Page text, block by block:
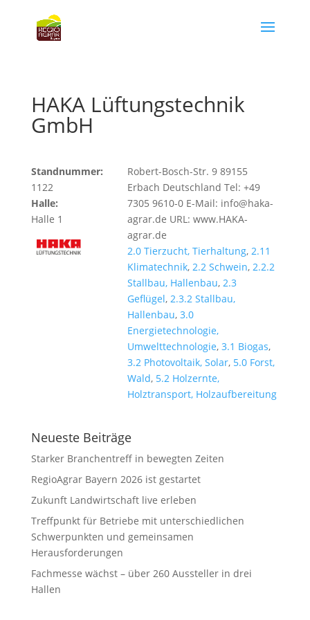
HAKA Lüftungstechnik
GmbH
Standnummer:
1122
Halle:
Halle 1
Robert-Bosch-Str. 9 89155
Erbach Deutschland Tel: +49
7305 9610-0 E-Mail: info@haka-
agrar.de URL: www.HAKA-
agrar.de
2.0 Tierzucht, Tierhaltung,2.11
Klimatechnik,2.2 Schwein,2.2.2
Stallbau, Hallenbau,2.3
Geflügel,2.3.2 Stallbau,
Hallenbau,3.0
Energietechnologie,
Umwelttechnologie,3.1 Biogas,
3.2 Photovoltaik, Solar, 5.0 Forst,
Wald, 5.2 Holzernte,
Holztransport, Holzaufbereitung
Neueste Beiträge
Starker Branchentreff in bewegten Zeiten
RegioAgrar Bayern 2026 ist gestartet
Zukunft Landwirtschaft live erleben
Treffpunkt für Betriebe mit unterschiedlichen
Schwerpunkten und gemeinsamen
Herausforderungen
Fachmesse wächst – über 260 Aussteller in drei
Hallen